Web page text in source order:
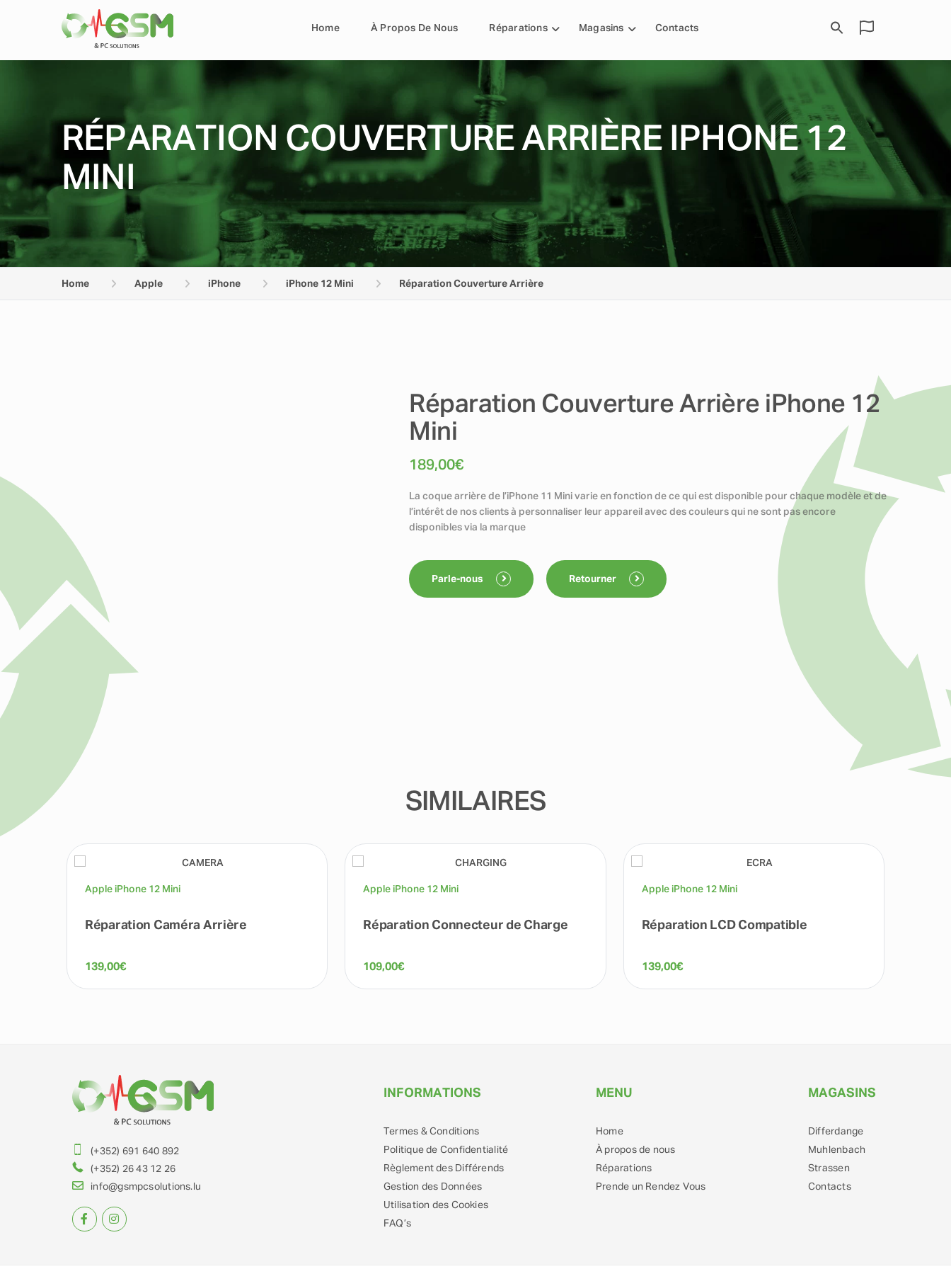
Home À Propos De Nous Réparations Magasins Contacts
RÉPARATION COUVERTURE ARRIÈRE IPHONE 12
MINI
Home Apple iPhone iPhone 12 Mini Réparation Couverture Arrière
Réparation Couverture Arrière iPhone 12
Mini
189,00€
La coque arrière de l’iPhone 11 Mini varie en fonction de ce qui est disponible pour chaque modèle et de
l’intérêt de nos clients à personnaliser leur appareil avec des couleurs qui ne sont pas encore
disponibles via la marque
Parle-nous Retourner
SIMILAIRES
Apple iPhone 12 Mini
Réparation Caméra Arrière
139,00€
Apple iPhone 12 Mini
Réparation Connecteur de Charge
109,00€
Apple iPhone 12 Mini
Réparation LCD Compatible
139,00€
(+352) 691 640 892
(+352) 26 43 12 26
info@gsmpcsolutions.lu
INFORMATIONS
Termes & Conditions
Politique de Confidentialité
Règlement des Différends
Gestion des Données
Utilisation des Cookies
FAQ’s
MENU
Home
À propos de nous
Réparations
Prende un Rendez Vous
MAGASINS
Differdange
Muhlenbach
Strassen
Contacts